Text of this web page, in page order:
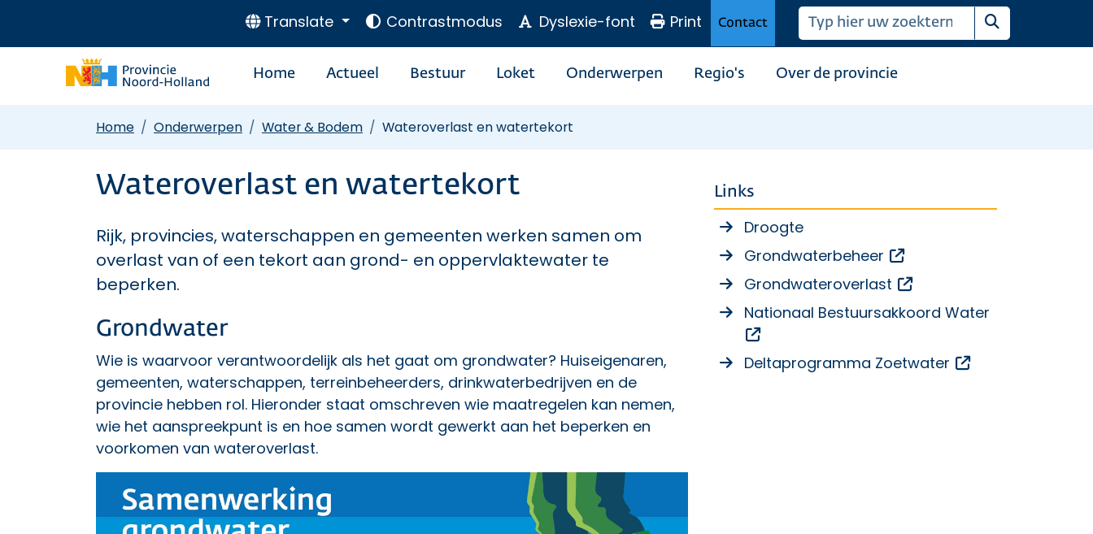
Translate Contrastmodus Dyslexie-font Print Contact
Zoeken
Home Actueel Bestuur Loket Onderwerpen Regio's Over de provincie
Home Onderwerpen Water & Bodem Wateroverlast en watertekort
Wateroverlast en watertekort
Rijk, provincies, waterschappen en gemeenten werken samen om
overlast van of een tekort aan grond- en oppervlaktewater te
beperken.
Grondwater
Wie is waarvoor verantwoordelijk als het gaat om grondwater? Huiseigenaren,
gemeenten, waterschappen, terreinbeheerders, drinkwaterbedrijven en de
provincie hebben rol. Hieronder staat omschreven wie maatregelen kan nemen,
wie het aanspreekpunt is en hoe samen wordt gewerkt aan het beperken en
voorkomen van wateroverlast.
Links
Droogte
Grondwaterbeheer
Grondwateroverlast
Nationaal Bestuursakkoord Water
Deltaprogramma Zoetwater